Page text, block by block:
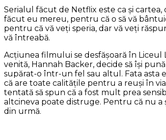
Serialul făcut de Netflix este ca şi
făcut eu mereu, pentru că o să vă
pentru că vă veţi speria, dar vă veţi
vă întreabă.
Acţiunea filmului se desfăşoară în
venită, Hannah Backer, decide să îşi
supărat-o într-un fel sau altul. Fata asta
că are toate calităţile pentru a reuşi în
tentată să spun că a fost mult prea
altcineva poate distruge. Pentru că nu
din urmă.